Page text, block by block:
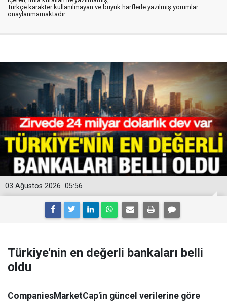
Türkçe karakter kullanılmayan ve büyük harflerle yazılmış yorumlar
onaylanmamaktadır.
05:56
03 Ağustos 2026
Türkiye'nin en değerli bankaları belli
oldu
CompaniesMarketCap'in güncel verilerine göre